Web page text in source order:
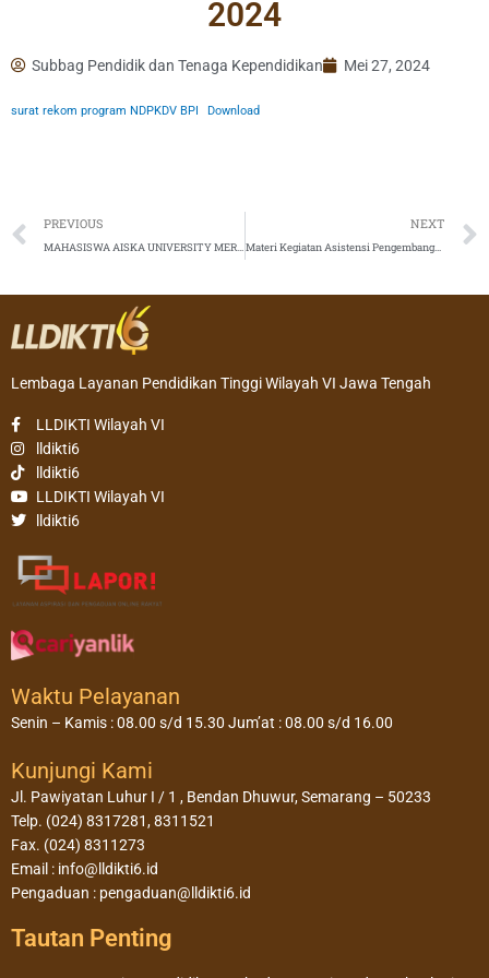
2024
Subbag Pendidik dan Tenaga Kependidikan Mei 27, 2024
surat rekom program NDPKDV BPI Download
Prev
PREVIOUS
MAHASISWA AISKA UNIVERSITY MERAIH JUARA 1 LOMBA PIDATO BAHASA INGGRIS TINGKAT NASIONAL
NEXT
Materi Kegiatan Asistensi Pengembangan dan Inovasi BKP: Proyek Kemanusiaan dalam Implementasi MBKM Tahun 2024
Lembaga Layanan Pendidikan Tinggi Wilayah VI Jawa Tengah
LLDIKTI Wilayah VI
lldikti6
lldikti6
LLDIKTI Wilayah VI
lldikti6
Waktu Pelayanan
Senin – Kamis : 08.00 s/d 15.30 Jum’at : 08.00 s/d 16.00
Kunjungi Kami
Jl. Pawiyatan Luhur I / 1 , Bendan Dhuwur, Semarang – 50233
Telp. (024) 8317281, 8311521
Fax. (024) 8311273
Email : info@lldikti6.id
Pengaduan : pengaduan@lldikti6.id
Tautan Penting